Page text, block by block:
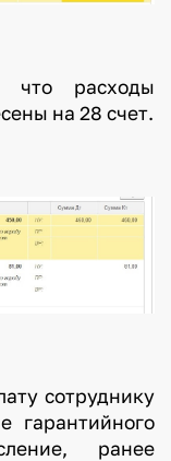
что расходы
на 28 счет.
сотруднику
гарантийного
ранее